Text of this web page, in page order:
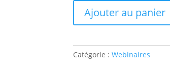
COMMUNICATION
OU
Ajouter au panier
Catégorie :Webinaires